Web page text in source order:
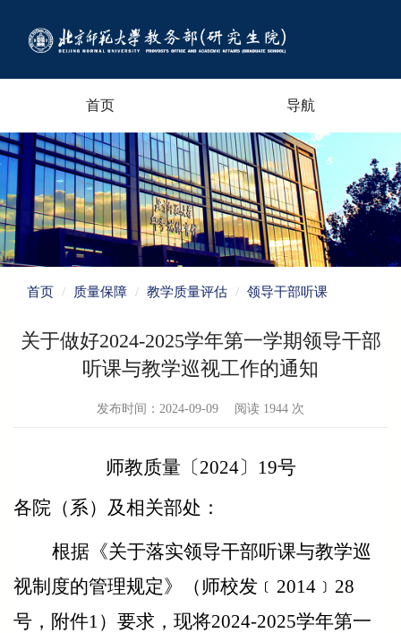
首页 导航
首页 质量保障 教学质量评估 领导干部听课
关于做好2024-2025学年第一学期领导干部
听课与教学巡视工作的通知
发布时间：2024-09-09 阅读 1944 次
师教质量〔2024〕19号
各院（系）及相关部处：
根据《关于落实领导干部听课与教学巡
视制度的管理规定》（师校发 ﹝ 2014 ﹞ 28
号，附件1）要求，现将2024-2025学年第一